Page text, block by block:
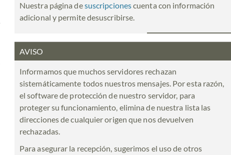
Nuestra página desuscripcionescuenta con información
adicional y permite desuscribirse.
AVISO
Informamos que muchos servidores rechazan
sistemáticamente todos nuestros mensajes. Por esta razón,
el software de protección de nuestro servidor, para
proteger su funcionamiento, elimina de nuestra lista las
direcciones de cualquier origen que nos devuelven
rechazadas.
Para asegurar la recepción, sugerimos el uso de otros